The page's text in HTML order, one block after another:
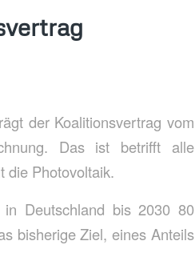
der Koalitionsvertrag vom
Das ist betrifft alle
die Photovoltaik.
in Deutschland bis 2030 80
bisherige Ziel, eines Anteils